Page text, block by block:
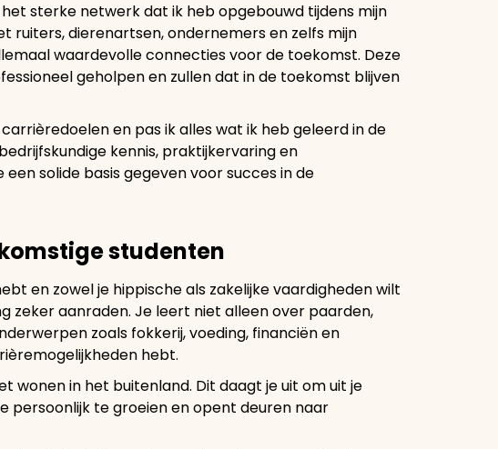
sterke netwerk dat ik heb opgebouwd tijdens mijn
ruiters, dierenartsen, ondernemers en zelfs mijn
waardevolle connecties voor de toekomst. Deze
geholpen en zullen dat in de toekomst blijven
en pas ik alles wat ik heb geleerd in de
kennis, praktijkervaring en
solide basis gegeven voor succes in de
studenten
en zowel je hippische als zakelijke vaardigheden wilt
zeker aanraden. Je leert niet alleen over paarden,
zoals fokkerij, voeding, financiën en
hebt.
wonen in het buitenland. Dit daagt je uit om uit je
persoonlijk te groeien en opent deuren naar